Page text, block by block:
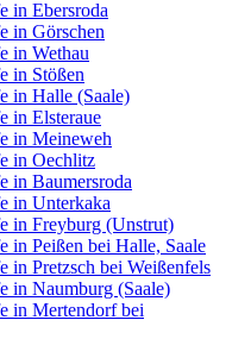
in Ebersroda
in Görschen
in Wethau
in Stößen
in Halle (Saale)
in Elsteraue
in Meineweh
in Oechlitz
in Baumersroda
in Unterkaka
in Freyburg (Unstrut)
in Peißen bei Halle, Saale
in Pretzsch bei Weißenfels
in Naumburg (Saale)
in Mertendorf bei